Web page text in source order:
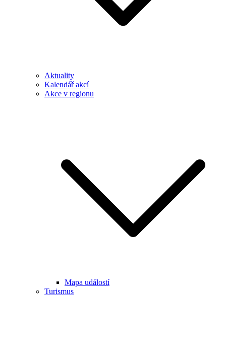
Aktuality
Kalendář akcí
Akce v regionu
Mapa událostí
Turismus